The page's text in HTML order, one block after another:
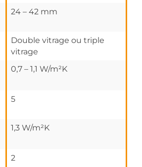
24 – 42 mm
Double vitrage ou triple
vitrage
0,7 – 1,1 W/m²K
5
1,3 W/m²K
2